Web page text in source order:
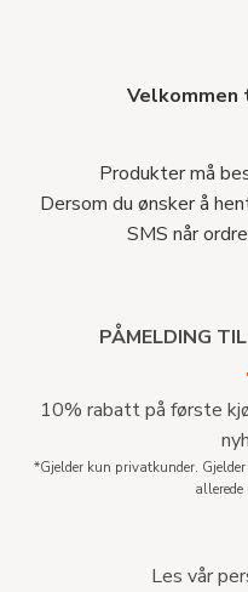
Velkommen
Produkter må
Dersom du ønsker å
SMS når
PÅMELDING
10% rabatt på første
*Gjelder kun privatkunder.
Les vår